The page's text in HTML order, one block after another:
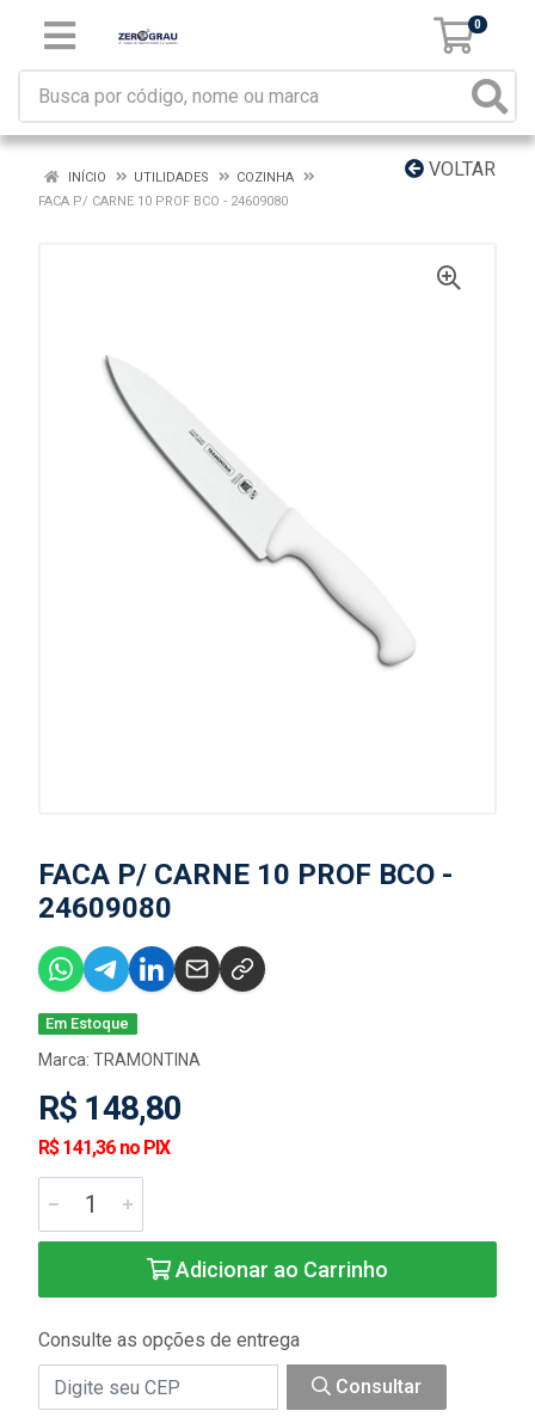
0
VOLTAR
INÍCIO UTILIDADES
COZINHA
FACA P/ CARNE 10 PROF BCO - 24609080
FACA P/ CARNE 10 PROF BCO -
24609080
Em Estoque
Marca: TRAMONTINA
R$ 148,80
R$ 141,36 no PIX
Adicionar ao Carrinho
Consulte as opções de entrega
Consultar